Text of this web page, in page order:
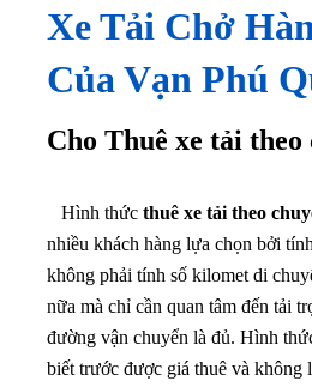
Xe Tải Chở
Của Vạn Phú
Cho Thuê xe tải theo
Hình thức thuê xe tải theo
nhiều khách hàng lựa chọn bởi
không phải tính số kilomet di
nữa mà chỉ cần quan tâm đến tải
đường vận chuyển là đủ. Hình
biết trước được giá thuê và không